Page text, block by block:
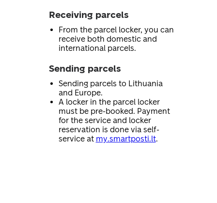
Receiving parcels
From the parcel locker, you can
receive both domestic and
international parcels.
Sending parcels
Sending parcels to Lithuania
and Europe.
A locker in the parcel locker
must be pre-booked. Payment
for the service and locker
reservation is done via self-
service at my.smartposti.lt.